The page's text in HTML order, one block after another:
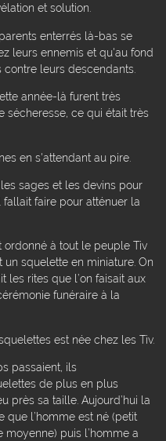
et solution.
enterrés là-bas se
leurs ennemis et qu'au fond
leurs descendants.
année-là furent très
sécheresse, ce qui était très
en s'attendant au pire.
sages et les devins pour
faire pour atténuer la
ordonné à tout le peuple Tiv
squelette en miniature. On
les rites que l’on faisait aux
funéraire à la
est née chez les Tiv.
passaient, ils
de plus en plus
près sa taille. Aujourd’hui la
que l’homme est né (petit
moyenne) puis l’homme a